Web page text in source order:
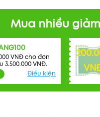
Mua nhiều
VNĐ cho đơn
VNĐ.
Điều kiện